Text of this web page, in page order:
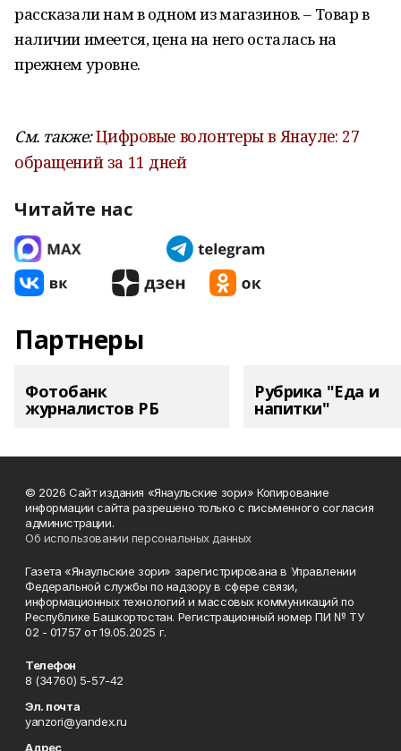
рассказали нам в одном из магазинов. – Товар в
наличии имеется, цена на него осталась на
прежнем уровне.
См. также:Цифровые волонтеры в Янауле: 27
обращений за 11 дней
Читайте нас
Партнеры
Фотобанк
журналистов РБ
Рубрика "Еда и
напитки"
© 2026 Сайт издания «Янаульские зори» Копирование
информации сайта разрешено только с письменного согласия
администрации.
Об использовании персональных данных
Газета «Янаульские зори» зарегистрирована в Управлении
Федеральной службы по надзору в сфере связи,
информационных технологий и массовых коммуникаций по
Республике Башкортостан. Регистрационный номер ПИ № ТУ
02 - 01757 от 19.05.2025 г.
Телефон
8 (34760) 5-57-42
Эл. почта
yanzori@yandex.ru
Адрес